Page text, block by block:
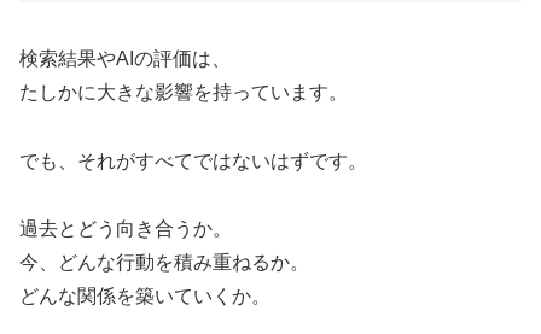
検索結果やAIの評価は、
たしかに大きな影響を持っています。
でも、それがすべてではないはずです。
過去とどう向き合うか。
今、どんな行動を積み重ねるか。
どんな関係を築いていくか。